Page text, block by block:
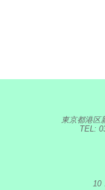
東京都港区
TEL:
10